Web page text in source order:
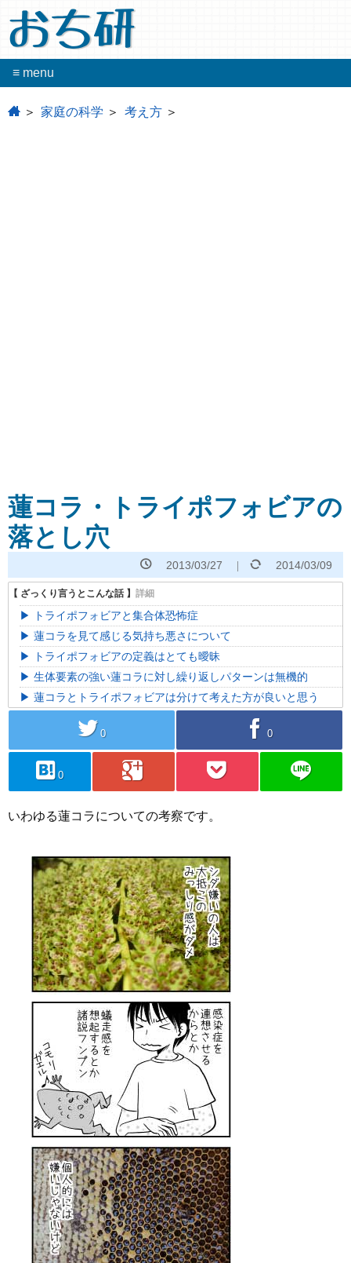
おち研
≡ menu
home 家庭の科学 考え方
蓮コラ・トライポフォビアの
落とし穴
2013/03/27 2014/03/09
トライポフォビアと集合体恐怖症
蓮コラを見て感じる気持ち悪さについて
トライポフォビアの定義はとても曖昧
生体要素の強い蓮コラに対し繰り返しパターンは無機的
蓮コラとトライポフォビアは分けて考えた方が良いと思う
twitter 0 facebook 0
hatebu 0 googleplus pocket line
いわゆる蓮コラについての考察です。